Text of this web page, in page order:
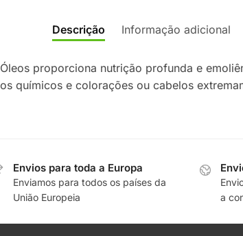
Descrição Informação adicional
proporciona nutrição profunda e
químicos e colorações ou cabelos
Envios para toda a Europa
Enviamos para todos os países da
União Europeia
a